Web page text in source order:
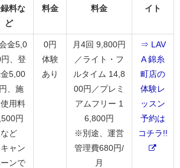
料な
ど
料金
料金
イト
金5,0
、登
5,00
、施
用料
円
など
ャン
ンで
0円
体験
あり
月4回 9,800円
／ライト・フ
ルタイム 14,8
00円／プレミ
アムフリー 1
6,800円
※別途、運営
管理費680円/
月
⇒ LAV
A 錦糸
町店の
体験レ
ッスン
予約は
コチラ!!